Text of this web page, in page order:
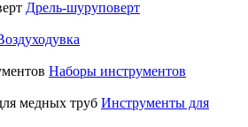
Дрель-шуруповерт
Наборы инструментов
Инструменты для